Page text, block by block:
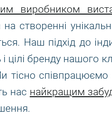
виробником
на створенні
Наш підхід до
цілі бренду нашого
тісно
нас найкращим